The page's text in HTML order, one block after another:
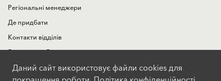
Регіональні менеджери
Де придбати
Контакти відділів
Гаряча лінія Baumit
Міжнародні представництва
Даний сайт використовує файли cookies для